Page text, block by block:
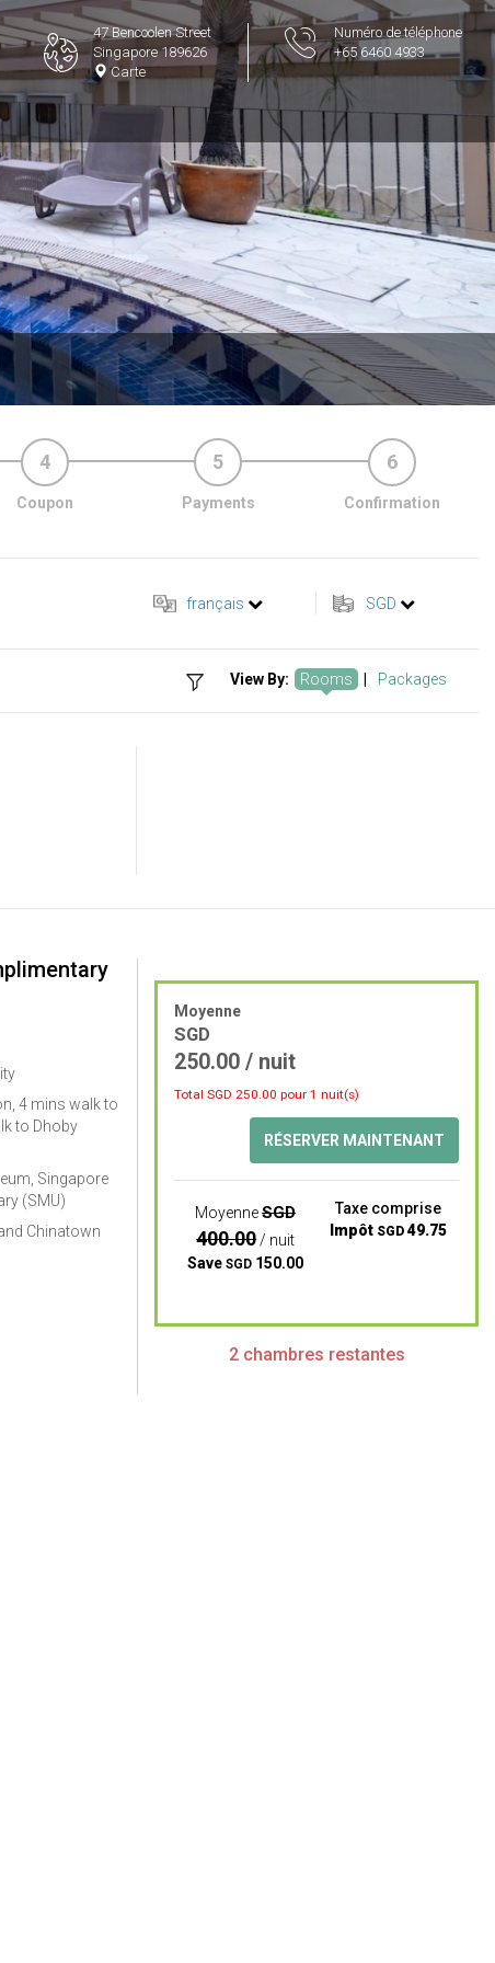
47 Bencoolen Street
Singapore 189626
Carte
Numéro de téléphone
+65 6460 4933
4
Coupon
5
Payments
6
Confirmation
français SGD
View By: Rooms Packages
4 mins walk to
to Dhoby
Singapore
(SMU)
Chinatown
Moyenne
SGD
250.00/ nuit
Total SGD250.00pour 1 nuit(s)
RÉSERVER MAINTENANT
MoyenneSGD
400.00/ nuit
SaveSGD 150.00
Taxe comprise
Impôt SGD 49.75
2 chambres restantes